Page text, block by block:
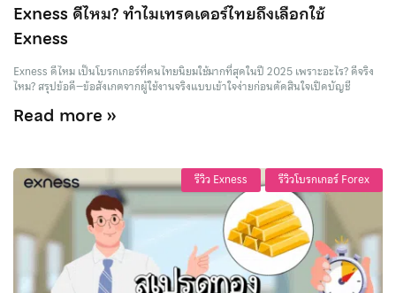
Exness ดีไหม? ทำไมเทรดเดอร์ไทยถึงเลือกใช้
Exness
Exness ดีไหม เป็นโบรกเกอร์ที่คนไทยนิยมใช้มากที่สุดในปี 2025 เพราะอะไร? ดีจริง
ไหม? สรุปข้อดี–ข้อสังเกตจากผู้ใช้งานจริงแบบเข้าใจง่ายก่อนตัดสินใจเปิดบัญชี
Read more »
รีวิว Exness รีวิวโบรกเกอร์ Forex